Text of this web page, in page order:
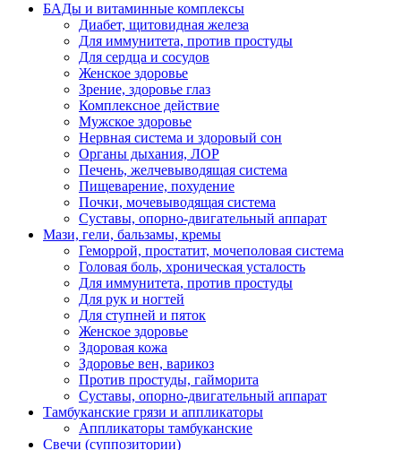
БАДы и витаминные комплексы
Диабет, щитовидная железа
Для иммунитета, против простуды
Для сердца и сосудов
Женское здоровье
Зрение, здоровье глаз
Комплексное действие
Мужское здоровье
Нервная система и здоровый сон
Органы дыхания, ЛОР
Печень, желчевыводящая система
Пищеварение, похудение
Почки, мочевыводящая система
Суставы, опорно-двигательный аппарат
Мази, гели, бальзамы, кремы
Геморрой, простатит, мочеполовая система
Головая боль, хроническая усталость
Для иммунитета, против простуды
Для рук и ногтей
Для ступней и пяток
Женское здоровье
Здоровая кожа
Здоровье вен, варикоз
Против простуды, гайморита
Суставы, опорно-двигательный аппарат
Тамбуканские грязи и аппликаторы
Аппликаторы тамбуканские
Свечи (суппозитории)